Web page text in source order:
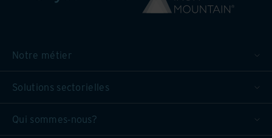
Notre métier
Solutions sectorielles
Qui sommes-nous?